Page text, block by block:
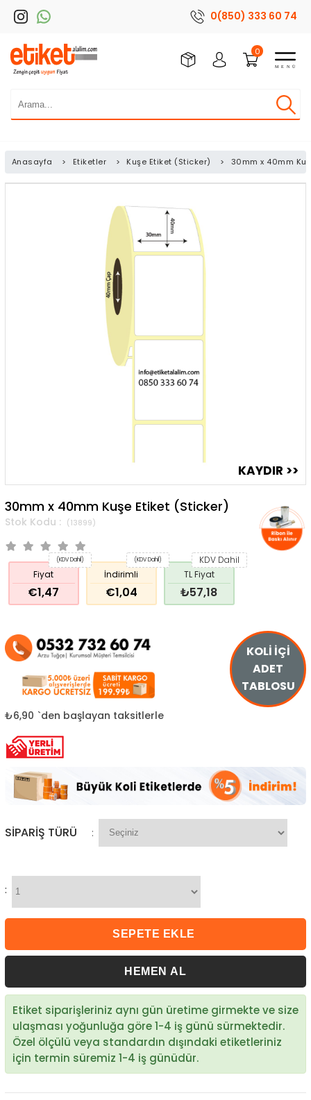
0(850) 333 60 74
0
Anasayfa > Etiketler > Kuşe Etiket (Sticker) > 30mm x 40mm
30mm x 40mm Kuşe Etiket (Sticker)
(13899)
Fiyat
€1,47
(KDV Dahil)
İndirimli
€1,04
(KDV Dahil)
TL Fiyat
₺57,18
KDV Dahil
₺6,90 `den başlayan taksitlerle
SIPARIŞ TÜRÜ :
:
Etiket siparişleriniz aynı gün üretime girmekte ve size
ulaşması yoğunluğa göre 1-4 iş günü sürmektedir.
Özel ölçülü veya standardın dışındaki etiketleriniz
için termin süremiz 1-4 iş günüdür.
KOLİ İÇİ
ADET
TABLOSU